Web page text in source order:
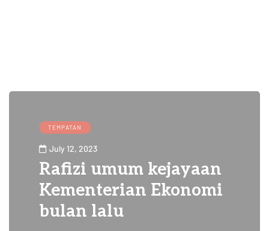
TEMPATAN
July 12, 2023
Rafizi umum kejayaan
Kementerian Ekonomi
bulan lalu